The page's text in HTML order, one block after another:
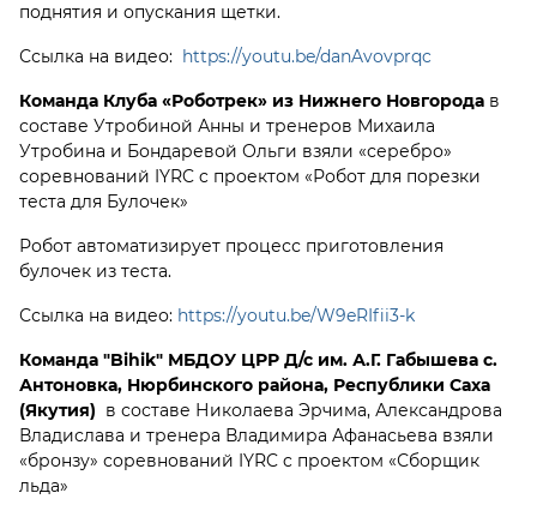
поднятия и опускания щетки.
Ссылка на видео: https://youtu.be/danAvovprqc
Команда Клуба «Роботрек» из Нижнего Новгорода в
составе Утробиной Анны и тренеров Михаила
Утробина и Бондаревой Ольги взяли «серебро»
соревнований IYRC c проектом «Робот для порезки
теста для Булочек»
Робот автоматизирует процесс приготовления
булочек из теста.
Ссылка на видео: https://youtu.be/W9eRIfii3-k
Команда "Bihik" МБДОУ ЦРР Д/с им. А.Г. Габышева с.
Антоновка, Нюрбинского района, Республики Саха
(Якутия) в составе Николаева Эрчима, Александрова
Владислава и тренера Владимира Афанасьева взяли
«бронзу» соревнований IYRC c проектом «Сборщик
льда»